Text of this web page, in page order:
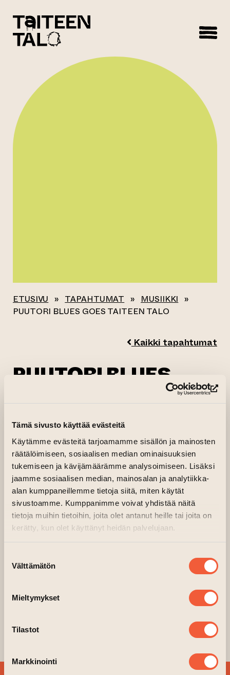
Tämä sivusto käyttää evästeitä
Käytämme evästeitä tarjoamamme sisällön ja mainosten
räätälöimiseen, sosiaalisen median ominaisuuksien
tukemiseen ja kävijämäärämme analysoimiseen. Lisäksi
jaamme sosiaalisen median, mainosalan ja analytiikka-
alan kumppaneillemme tietoja siitä, miten käytät
sivustoamme. Kumppanimme voivat yhdistää näitä
tietoja muihin tietoihin, joita olet antanut heille tai joita on
kerätty, kun olet käyttänyt heidän palvelujaan.
valinta
Välttämätön
Mieltymykset
Tilastot
Markkinointi
ETUSIVU » TAPAHTUMAT » MUSIIKKI »
PUUTORI BLUES GOES TAITEEN TALO
Kaikki tapahtumat
PUUTORI BLUES
GOES TAITEEN TALO
16.07.2026 klo 19.00—22.00
17.07.2026 klo 19.00—23.00
18.07.2026 klo 19.00—23.00Osta lippu(siirtyy
Sisäpiha